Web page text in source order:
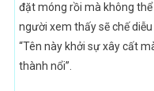
đặt móng rồi mà không
người xem thấy sẽ chế
“Tên này khởi sự xây cất
thành nổi”.